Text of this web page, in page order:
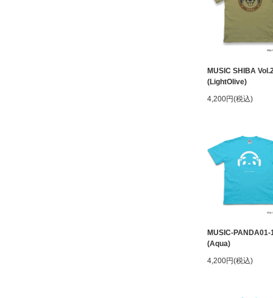
MUSIC SHIBA
(LightOlive)
4,200円(税込)
MUSIC-PANDA01-
(Aqua)
4,200円(税込)